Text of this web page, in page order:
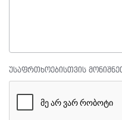
უსაფრთხოებისთვის